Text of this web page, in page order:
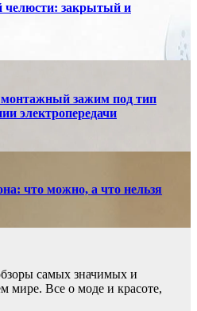
челюсти: закрытый и
зажим под тип
электропередачи
что можно, а что нельзя
самых значимых и
мире. Все о моде и красоте,